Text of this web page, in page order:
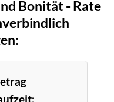
Bonität - Rate